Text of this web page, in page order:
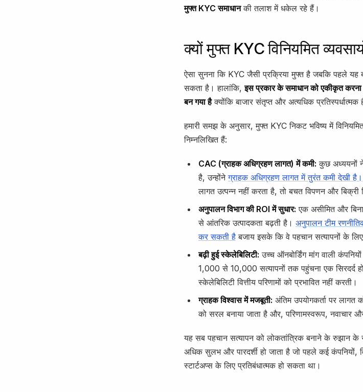
मुफ्त KYC समाधानकी तलाश में धकेल रहे हैं।
क्यों मुफ्त KYC विनियमित
ऐसा सुनना कि KYC जैसी प्रक्रिया मुफ्त है जबकि पहले
सकता है। हालांकि,इस प्रकार के समाधान को एकीकृत करना
बन गया हैक्योंकि बाजार संतृप्त और अत्यधिक प्रतिस्पर्धात्मक
हमारी समझ के अनुसार, मुफ्त KYC निकट भविष्य में
निम्नलिखित हैं:
CAC (ग्राहक अधिग्रहण लागत) में कमी: कुछ अध्ययनों ने
है, उन्होंनेग्राहक अधिग्रहण लागत में तुरंत कमी देखी है।
लागत उत्पन्न नहीं करता है, तो बचत विपणन और बिक्री
अनुपालन विभाग की ROI में सुधार: एक असीमित और
से आंतरिक उत्पादकता बढ़ती है। अनुपालन टीम
कर सकती है बजाय इसके कि वे पहचान सत्यापनों के
बढ़ी हुई स्केलेबिलिटी: उच्च ऑनबोर्डिंग मांग वाली
1,000 से 10,000 सत्यापनों तक पहुंचना एक सिरदर्द
स्केलेबिलिटी वित्तीय परिणामों को प्रभावित नहीं करती।
ग्राहक विश्वास में मजबूती: अंतिम उपयोगकर्ता पर लागत
को सरल बनाया जाता है और, परिणामस्वरूप, नवाचार
यह सब पहचान सत्यापन को लोकतांत्रिक बनाने के रुझान
अधिक सुलभ और पारदर्शी हो जाता है जो पहले कई
स्टार्टअप्स के लिए प्रतिबंधात्मक हो सकता था।